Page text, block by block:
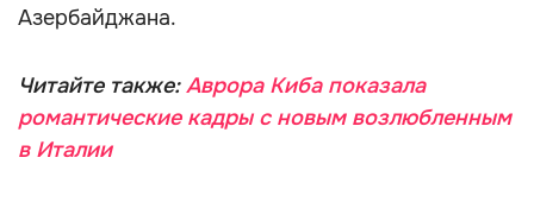
Азербайджана.
Читайте также:Аврора Киба показала
романтические кадры с новым возлюбленным
в Италии